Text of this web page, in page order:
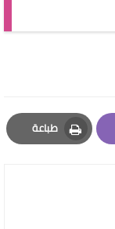
طباعة
Print